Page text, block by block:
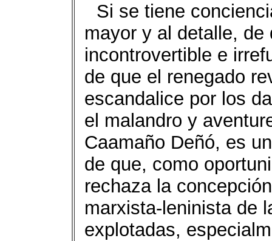
Si se tiene
mayor y al detalle,
incontrovertible e
de que el renegado
escandalice por los
el malandro y
Caamaño Deñó, es
de que, como
rechaza la
marxista-leninista de
explotadas,